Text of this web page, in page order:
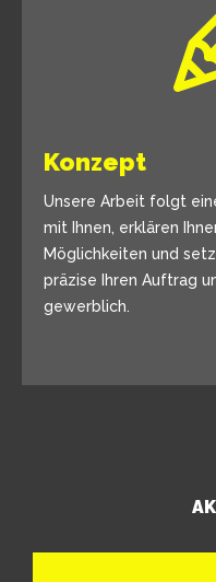
Konzept
Unsere Arbeit folgt
mit Ihnen, erklären
Möglichkeiten und
präzise Ihren Auftrag
gewerblich.